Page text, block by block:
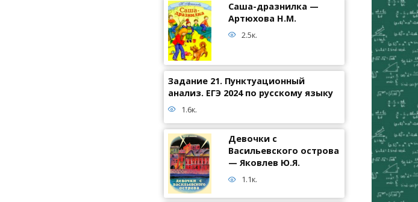
Саша-дразнилка —
Артюхова Н.М.
2.5к.
Задание 21. Пунктуационный
анализ. ЕГЭ 2024 по русскому языку
1.6к.
Девочки с
Васильевского острова
— Яковлев Ю.Я.
1.1к.